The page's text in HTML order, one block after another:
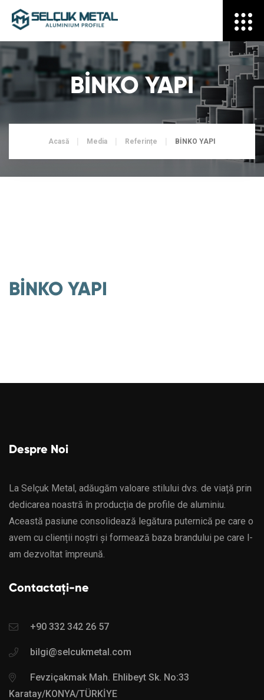
BİNKO YAPI
Acasă Media Referințe BİNKO YAPI
BİNKO YAPI
Despre Noi
La Selçuk Metal, adăugăm valoare stilului dvs. de viață prin
dedicarea noastră în producția de profile de aluminiu.
Această pasiune consolidează legătura puternică pe care o
avem cu clienții noștri și formează baza brandului pe care l-
am dezvoltat împreună.
Contactați-ne
+90 332 342 26 57
bilgi@selcukmetal.com
Fevziçakmak Mah. Ehlibeyt Sk. No:33
Karatay/KONYA/TÜRKİYE